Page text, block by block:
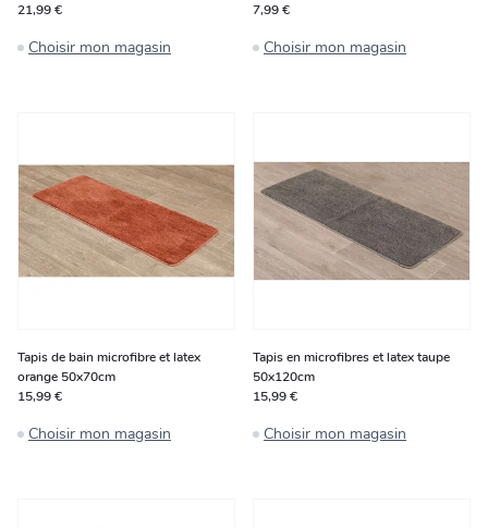
21,99 €
Choisir mon magasin
7,99 €
Choisir mon magasin
Tapis de bain microfibre et latex
orange 50x70cm
15,99 €
Choisir mon magasin
Tapis en microfibres et latex taupe
50x120cm
15,99 €
Choisir mon magasin